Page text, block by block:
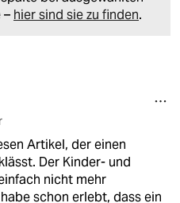
– hier sind sie zu finden.
Artikel, der einen
Der Kinder- und
nicht mehr
schon erlebt, dass ein